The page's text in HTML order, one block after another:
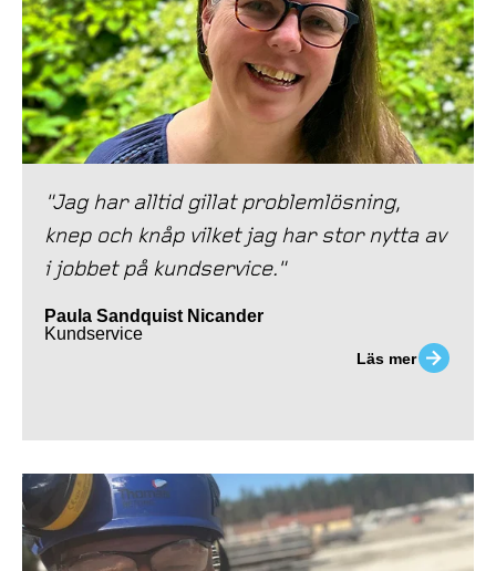
"Jag har alltid gillat problemlösning,
knep och knåp vilket jag har stor nytta av
i jobbet på kundservice."
Paula Sandquist Nicander
Kundservice
Läs mer